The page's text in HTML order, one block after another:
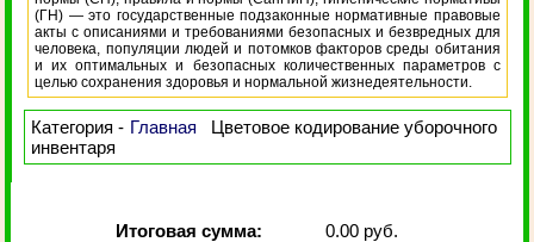
(ГН) — это государственные подзаконные нормативные правовые
акты с описаниями и требованиями безопасных и безвредных для
человека, популяции людей и потомков факторов среды обитания
и их оптимальных и безопасных количественных параметров с
целью сохранения здоровья и нормальной жизнедеятельности.
Категория - Главная
Цветовое кодирование уборочного
инвентаря
Итоговая сумма:
0.00 руб.